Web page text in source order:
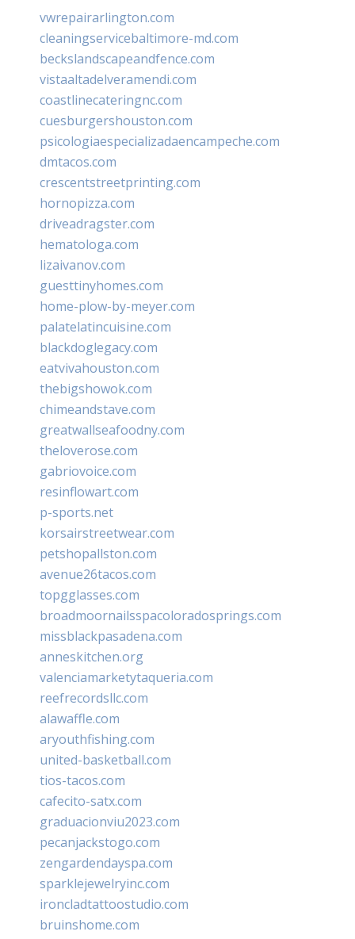
vwrepairarlington.com
cleaningservicebaltimore-md.com
beckslandscapeandfence.com
vistaaltadelveramendi.com
coastlinecateringnc.com
cuesburgershouston.com
psicologiaespecializadaencampeche.com
dmtacos.com
crescentstreetprinting.com
hornopizza.com
driveadragster.com
hematologa.com
lizaivanov.com
guesttinyhomes.com
home-plow-by-meyer.com
palatelatincuisine.com
blackdoglegacy.com
eatvivahouston.com
thebigshowok.com
chimeandstave.com
greatwallseafoodny.com
theloverose.com
gabriovoice.com
resinflowart.com
p-sports.net
korsairstreetwear.com
petshopallston.com
avenue26tacos.com
topgglasses.com
broadmoornailsspacoloradosprings.com
missblackpasadena.com
anneskitchen.org
valenciamarketytaqueria.com
reefrecordsllc.com
alawaffle.com
aryouthfishing.com
united-basketball.com
tios-tacos.com
cafecito-satx.com
graduacionviu2023.com
pecanjackstogo.com
zengardendayspa.com
sparklejewelryinc.com
ironcladtattoostudio.com
bruinshome.com